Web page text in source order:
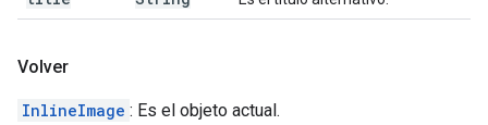
Volver
InlineImage : Es el objeto actual.